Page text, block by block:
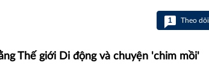
1 Theo dõi
Thế giới Di động và chuyện 'chim mồi'